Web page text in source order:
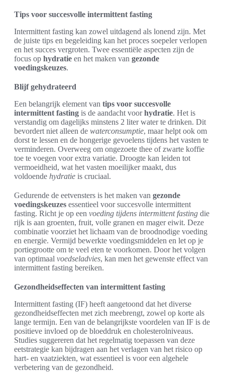
Tips voor succesvolle intermittent fasting
Intermittent fasting kan zowel uitdagend als lonend zijn. Met
de juiste tips en begeleiding kan het proces soepeler verlopen
en het succes vergroten. Twee essentiële aspecten zijn de
focus op hydratie en het maken van gezonde
voedingskeuzes.
Blijf gehydrateerd
Een belangrijk element van tips voor succesvolle
intermittent fasting is de aandacht voorhydratie. Het is
verstandig om dagelijks minstens 2 liter water te drinken. Dit
bevordert niet alleen de waterconsumptie, maar helpt ook om
dorst te lessen en de hongerige gevoelens tijdens het vasten te
verminderen. Overweeg om ongezoete thee of zwarte koffie
toe te voegen voor extra variatie. Droogte kan leiden tot
vermoeidheid, wat het vasten moeilijker maakt, dus
voldoende hydratie is cruciaal.
Gedurende de eetvensters is het maken van gezonde
voedingskeuzes essentieel voor succesvolle intermittent
fasting. Richt je op een voeding tijdens intermittent fasting die
rijk is aan groenten, fruit, volle granen en mager eiwit. Deze
combinatie voorziet het lichaam van de broodnodige voeding
en energie. Vermijd bewerkte voedingsmiddelen en let op je
portiegrootte om te veel eten te voorkomen. Door het volgen
van optimaal voedseladvies, kan men het gewenste effect van
intermittent fasting bereiken.
Gezondheidseffecten van intermittent fasting
Intermittent fasting (IF) heeft aangetoond dat het diverse
gezondheidseffecten met zich meebrengt, zowel op korte als
lange termijn. Een van de belangrijkste voordelen van IF is de
positieve invloed op de bloeddruk en cholesterolniveaus.
Studies suggereren dat het regelmatig toepassen van deze
eetstrategie kan bijdragen aan het verlagen van het risico op
hart- en vaatziekten, wat essentieel is voor een algehele
verbetering van de gezondheid.